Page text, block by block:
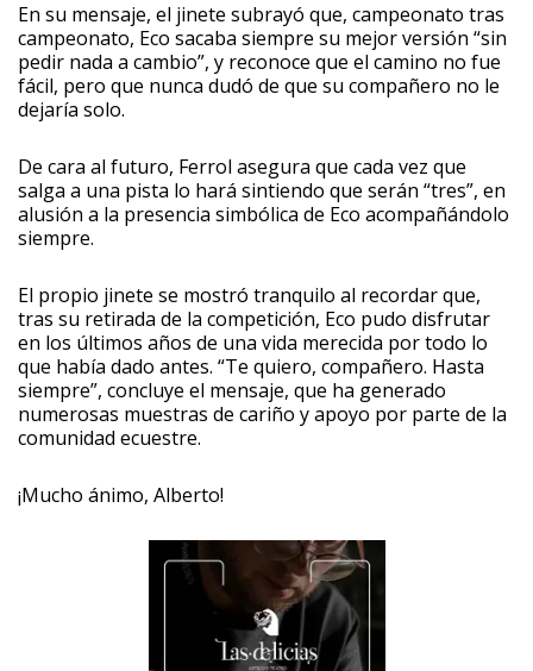
En su mensaje, el jinete subrayó que, campeonato tras
campeonato, Eco sacaba siempre su mejor versión “sin
pedir nada a cambio”, y reconoce que el camino no fue
fácil, pero que nunca dudó de que su compañero no le
dejaría solo.
De cara al futuro, Ferrol asegura que cada vez que
salga a una pista lo hará sintiendo que serán “tres”, en
alusión a la presencia simbólica de Eco acompañándolo
siempre.
El propio jinete se mostró tranquilo al recordar que,
tras su retirada de la competición, Eco pudo disfrutar
en los últimos años de una vida merecida por todo lo
que había dado antes. “Te quiero, compañero. Hasta
siempre”, concluye el mensaje, que ha generado
numerosas muestras de cariño y apoyo por parte de la
comunidad ecuestre.
¡Mucho ánimo, Alberto!